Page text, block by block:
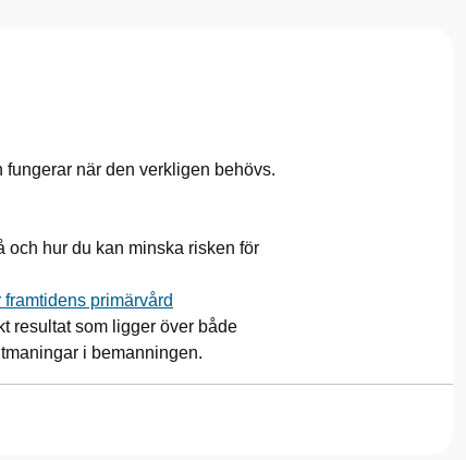
fungerar när den verkligen behövs.
och hur du kan minska risken för
primärvård
resultat som ligger över både
i bemanningen.